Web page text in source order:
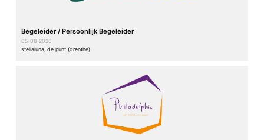
Begeleider / Persoonlijk Begeleider
05-08-2026
stellaluna, de punt (drenthe)